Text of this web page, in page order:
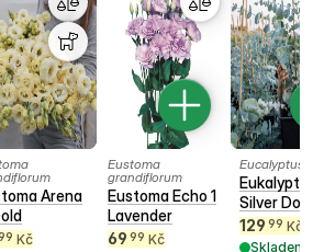
Arena
Kč
Eustoma
grandiflorum
Eustoma Echo 1
Lavender
69 99 Kč
Eucalyptus
Silver
129 99 Kč
Skladem